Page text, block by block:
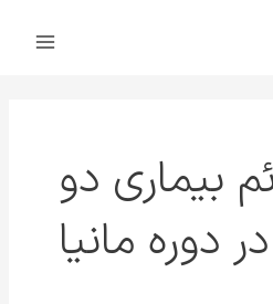
بیماری دو
دوره مانیا